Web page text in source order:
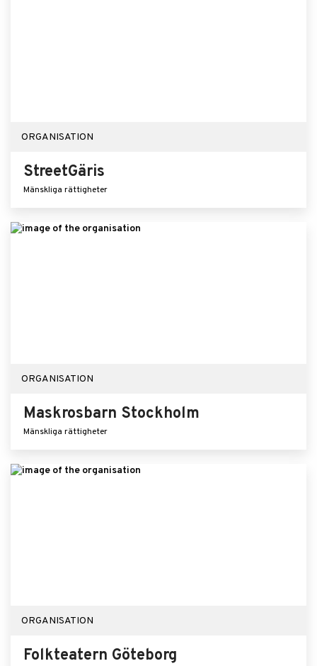
ORGANISATION
StreetGäris
Mänskliga rättigheter
ORGANISATION
Maskrosbarn Stockholm
Mänskliga rättigheter
ORGANISATION
Folkteatern Göteborg